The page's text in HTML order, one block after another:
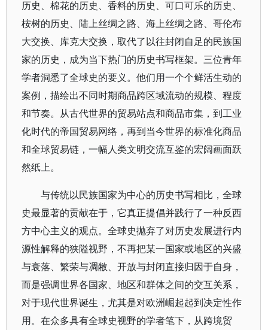
历史、棉花的历史、香料的历史、可口可乐的历史、
桉树的历史、陆上丝绸之路、海上丝绸之路、哥伦布
大交换、库克大交换，取代了以往封闭自足的民族国
家的历史，成为当下热门的历史书写框架。三位青年
学者洞悉了全球史的要义。他们用一个个鲜活生动的
案例，描绘出不同时期商品跨区域流动的规模、程度
和节奏。从古代世界的贸易站点和商品市集，到工业
化时代的帝国贸易网络，再到当今世界的标准化商品
和全球贸易链，一幅人类文明交流互鉴的宏阔画面跃
然纸上。
与传统以民族国家为中心的历史书写相比，全球
史最显著的贡献在于，它真正提倡并践行了一种反西
方中心主义的观点。全球史抛弃了对历史发展进行内
源性解释的狭隘视野，不再把某一国家或地区的兴盛
与衰落、繁荣与凋敝、开放与封闭直接归因于自身，
而是强调世界各国家、地区和群体之间的交互关系，
对于现代世界诞生，尤其是对欧洲崛起起到决定性作
用。在众多具有全球史视野的学者笔下，从跨境贸